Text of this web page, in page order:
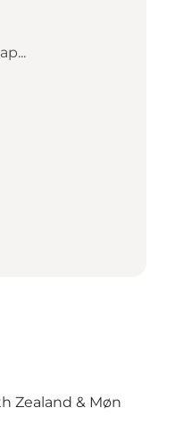
Zealand & Møn